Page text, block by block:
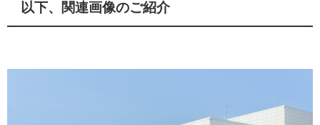
以下、関連画像のご紹介